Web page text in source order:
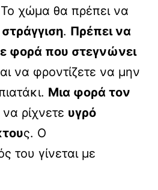
χώμα θα πρέπει να
. Πρέπει να
φορά που στεγνώνει
να φροντίζετε να μην
Μια φορά τον
ρίχνετε υγρό
ς. Ο
του γίνεται με